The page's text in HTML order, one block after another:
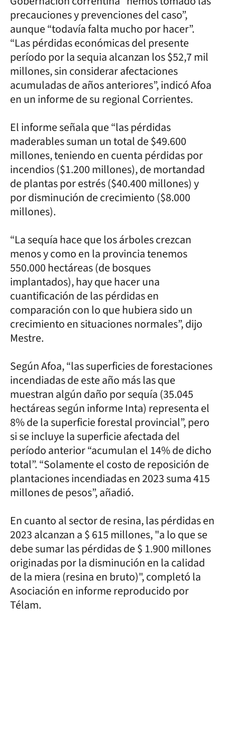
precauciones y prevenciones del caso”,
aunque “todavía falta mucho por hacer”.
“Las pérdidas económicas del presente
período por la sequia alcanzan los $52,7 mil
millones, sin considerar afectaciones
acumuladas de años anteriores”, indicó Afoa
en un informe de su regional Corrientes.
El informe señala que “las pérdidas
maderables suman un total de $49.600
millones, teniendo en cuenta pérdidas por
incendios ($1.200 millones), de mortandad
de plantas por estrés ($40.400 millones) y
por disminución de crecimiento ($8.000
millones).
“La sequía hace que los árboles crezcan
menos y como en la provincia tenemos
550.000 hectáreas (de bosques
implantados), hay que hacer una
cuantificación de las pérdidas en
comparación con lo que hubiera sido un
crecimiento en situaciones normales”, dijo
Mestre.
Según Afoa, “las superficies de forestaciones
incendiadas de este año más las que
muestran algún daño por sequía (35.045
hectáreas según informe Inta) representa el
8% de la superficie forestal provincial”, pero
si se incluye la superficie afectada del
período anterior “acumulan el 14% de dicho
total”. “Solamente el costo de reposición de
plantaciones incendiadas en 2023 suma 415
millones de pesos”, añadió.
En cuanto al sector de resina, las pérdidas en
2023 alcanzan a $ 615 millones, "a lo que se
debe sumar las pérdidas de $ 1.900 millones
originadas por la disminución en la calidad
de la miera (resina en bruto)", completó la
Asociación en informe reproducido por
Télam.